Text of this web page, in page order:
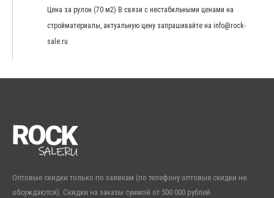
Цена за рулон (70 м2) В связи с нестабильными ценами на
стройматериалы, актуальную цену запрашивайте на info@rock-
sale.ru
Оптовые скидки только по заявкам (по телефону оптовые скидки не
обсуждаются). Скидки на заказы суммой от 500 000 рублей